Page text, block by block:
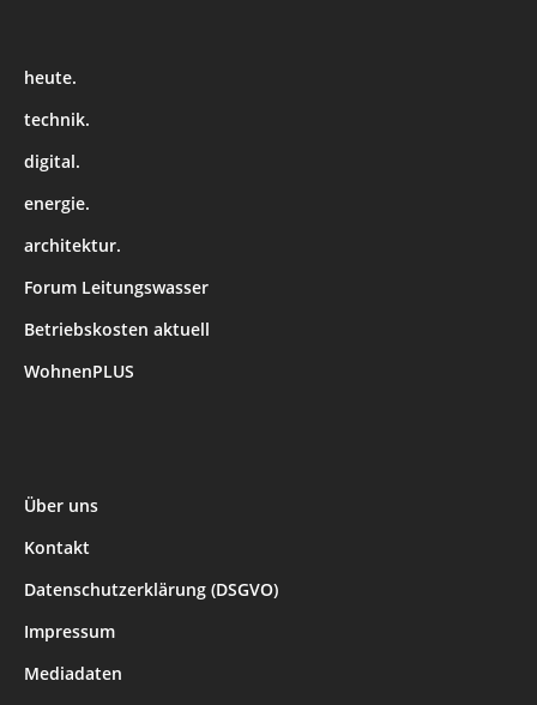
heute.
technik.
digital.
energie.
architektur.
Forum Leitungswasser
Betriebskosten aktuell
WohnenPLUS
Über uns
Kontakt
Datenschutzerklärung (DSGVO)
Impressum
Mediadaten